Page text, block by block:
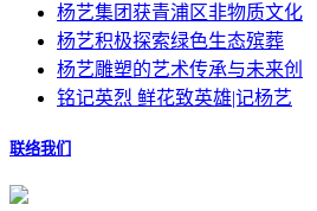
杨艺集团获青浦区非物质文化
杨艺积极探索绿色生态殡葬
杨艺雕塑的艺术传承与未来创
铭记英烈 鲜花致英雄|记杨艺
联络我们